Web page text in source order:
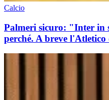
Calcio
Palmeri sicuro: "Inter in
perché. A breve